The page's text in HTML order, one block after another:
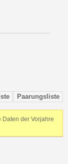
Paarungsliste
der Vorjahre